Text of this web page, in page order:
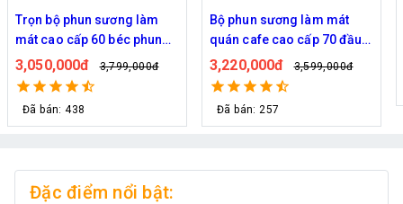
Trọn bộ phun sương làm
mát cao cấp 60 béc phun
bơm Hawin FOG-2703
3,050,000đ 3,799,000đ
Đã bán: 438
Bộ phun sương làm mát
quán cafe cao cấp 70 đầu
phun
3,220,000đ 3,599,000đ
Đã bán: 257
Đặc điểm nổi bật: